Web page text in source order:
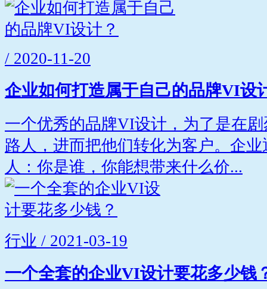
/ 2020-11-20
企业如何打造属于自己的品牌VI设
一个优秀的品牌VI设计，为了是在
路人，进而把他们转化为客户。企
人：你是谁，你能想带来什么价...
行业 / 2021-03-19
一个全套的企业VI设计要花多少钱